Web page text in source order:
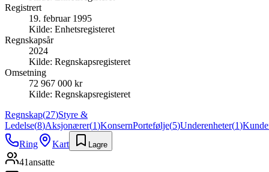
Registrert
19. februar 1995
Kilde: Enhetsregisteret
Regnskapsår
2024
Kilde: Regnskapsregisteret
Omsetning
72 967 000 kr
Kilde: Regnskapsregisteret
Regnskap(27)Styre &
Ledelse(8)Aksjonærer(1)KonsernPortefølje(5)Underenheter(1)
Ring
Kart Lagre
41ansatte